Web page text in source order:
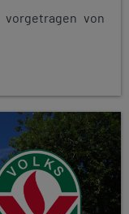
von